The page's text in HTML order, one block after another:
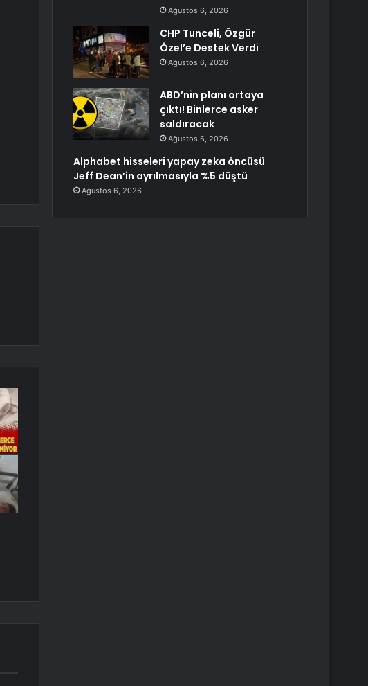
Ağustos 6, 2026
CHP Tunceli, Özgür
Özel’e Destek Verdi
Ağustos 6, 2026
ABD’nin planı ortaya
çıktı! Binlerce asker
saldıracak
Ağustos 6, 2026
Alphabet hisseleri yapay zeka öncüsü
Jeff Dean’in ayrılmasıyla %5 düştü
Ağustos 6, 2026